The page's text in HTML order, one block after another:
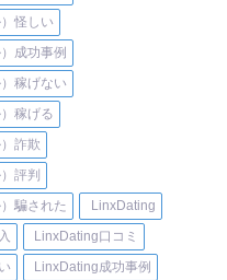
怪しい
成功事例
稼げない
稼げる
詐欺
評判
騙された
LinxDating
LinxDating口コミ
LinxDating成功事例